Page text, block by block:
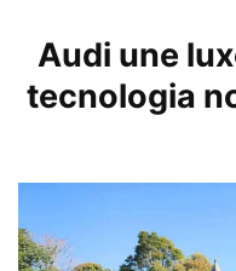
Audi une
tecnologia